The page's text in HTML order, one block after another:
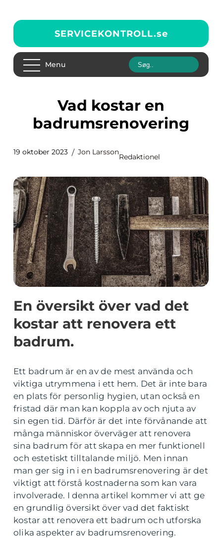
SERVICEKONTROLL.se
Menu
Vad kostar en
badrumsrenovering
19 oktober 2023 Jon Larsson
Redaktionel
En översikt över vad det
kostar att renovera ett
badrum.
Ett badrum är en av de mest använda och
viktiga utrymmena i ett hem. Det är inte bara
en plats för personlig hygien, utan också en
fristad där man kan koppla av och njuta av
sin egen tid. Därför är det inte förvånande att
många människor överväger att renovera
sina badrum för att skapa en mer funktionell
och estetiskt tilltalande miljö. Men innan
man ger sig in i en badrumsrenovering är det
viktigt att förstå kostnaderna som kan vara
involverade. I denna artikel kommer vi att ge
en grundlig översikt över vad det faktiskt
kostar att renovera ett badrum och utforska
olika aspekter av badrumsrenovering.